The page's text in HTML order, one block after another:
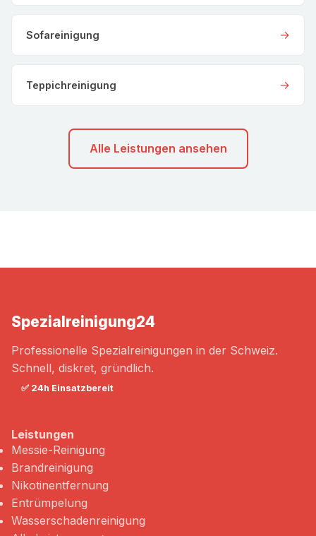
Sofareinigung →
Teppichreinigung →
Alle Leistungen ansehen
Spezialreinigung24
Professionelle Spezialreinigungen in der Schweiz.
Schnell, diskret, gründlich.
✅ 24h Einsatzbereit
Leistungen
Messie-Reinigung
Brandreinigung
Nikotinentfernung
Entrümpelung
Wasserschadenreinigung